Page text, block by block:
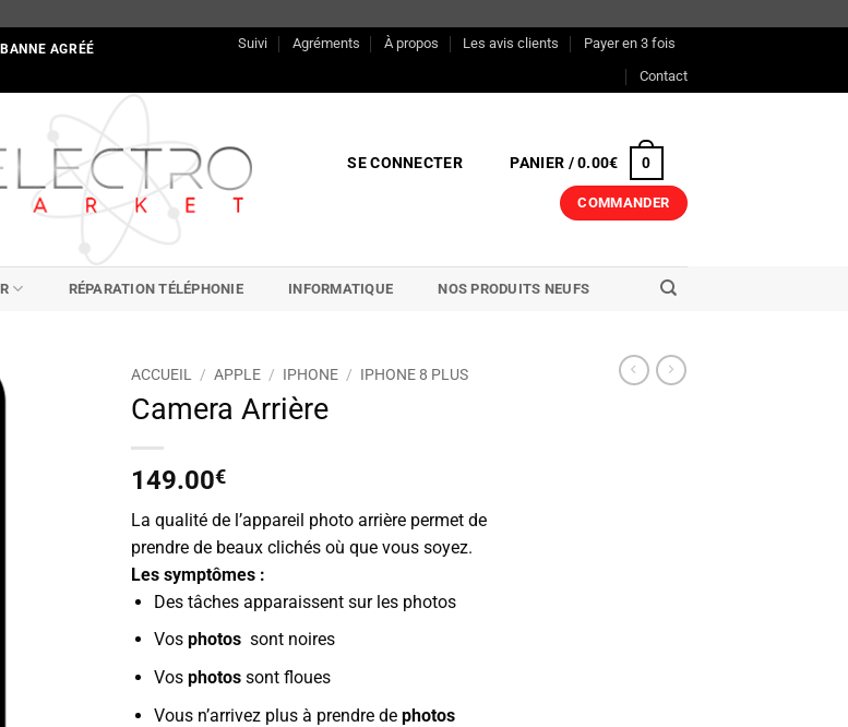
AGRÉÉ
Suivi Agréments À propos Les avis clients
Payer en 3 fois
Contact
SE CONNECTER PANIER /0.00€ 0
COMMANDER
RÉPARATION TÉLÉPHONIE INFORMATIQUE NOS PRODUITS NEUFS
ACCUEIL / APPLE / IPHONE / IPHONE 8 PLUS
Camera Arrière
149.00€
La qualité de l’appareil photo arrière permet de
prendre de beaux clichés où que vous soyez.
Les symptômes :
Des tâches apparaissent sur les photos
Vos photossont noires
Vos photossont floues
Vous n’arrivez plus à prendre de photos